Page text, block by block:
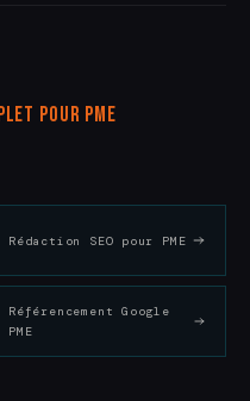
pour PME
Rédaction SEO pour PME
Référencement Google
PME